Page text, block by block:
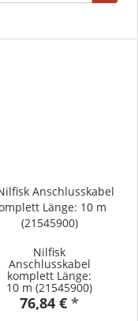
Nilfisk
Anschlusskabel
komplett Länge:
10 m (21545900)
76,84 € *